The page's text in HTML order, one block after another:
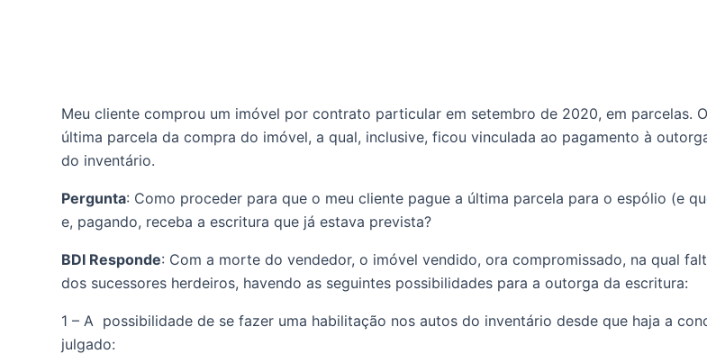
Meu cliente comprou um imóvel por contrato particular em setembro de 2020, em parcelas.
última parcela da compra do imóvel, a qual, inclusive, ficou vinculada ao pagamento à
do inventário.
Pergunta: Como proceder para que o meu cliente pague a última parcela para o espólio (e
e, pagando, receba a escritura que já estava prevista?
BDI Responde: Com a morte do vendedor, o imóvel vendido, ora compromissado, na qual
dos sucessores herdeiros, havendo as seguintes possibilidades para a outorga da escritura:
1 – A  possibilidade de se fazer uma habilitação nos autos do inventário desde que haja a
julgado: